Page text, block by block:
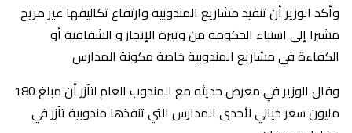
وأكد الوزير أن تنفيذ مشاريع المندوبية وارتفاع تكاليفها غير مريح
مشيرا إلى استياء الحكومة من وتيرة الإنجاز و الشفافية أو
الكفاءة في مشاريع المندوبية خاصة مكونة المدارس
وقال الوزير في معرض حديثه مع المندوب العام لتآزر أن مبلغ 180
مليون سعر خيالي لأحدى المدارس التي تنفذها مندوبية تآزر في